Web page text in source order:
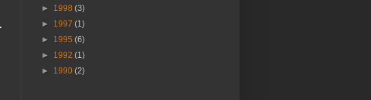
► 1998 (3)
► 1997 (1)
► 1995 (6)
► 1992 (1)
► 1990 (2)